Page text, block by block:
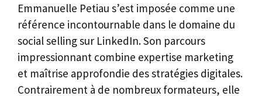
Emmanuelle Petiau s’est imposée comme une
référence incontournable dans le domaine du
social selling sur LinkedIn. Son parcours
impressionnant combine expertise marketing
et maîtrise approfondie des stratégies digitales.
Contrairement à de nombreux formateurs, elle